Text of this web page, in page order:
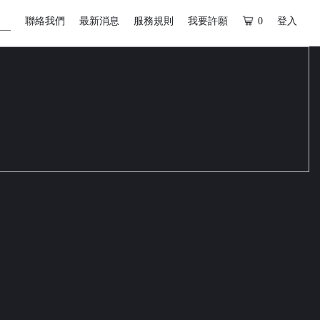
登入
0
我要許願
服務規則
最新消息
聯絡我們